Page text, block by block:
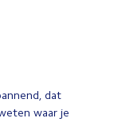
dat
waar je